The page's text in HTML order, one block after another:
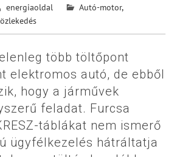
energiaoldal Autó-motor,
több töltőpont
elektromos autó, de ebből
hogy a járművek
feladat. Furcsa
táblákat nem ismerő
ügyfélkezelés hátráltatja